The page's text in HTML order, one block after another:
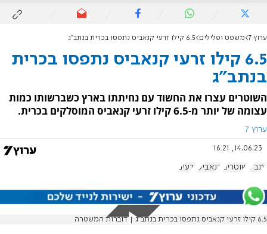
ערוץ 7 משפט ופלילים 6.5 קילו זרעי קנאביס נתפסו בכרית בנתב"ג
6.5 קילו זרעי קנאביס נתפסו בכרית
בנתב"ג
השוטרים עצרו את החשוד עם נחיתתו בארץ כשברשותו כמות
עצומה של יותר מ-6.5 קילו זרעי קנאביס המוסלקים בכרית.
ערוץ 7
14.06.23, 16:21
נתב"ג שוטרים קנאביס זרעים
6.5 קילו זרעי קנאביס נתפסו בכרית בנתב"ג | דוברות המשטרה